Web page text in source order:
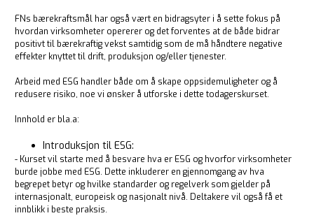
FNs bærekraftsmål har også vært en bidragsyter i å sette fokus på
hvordan virksomheter opererer og det forventes at de både bidrar
positivt til bærekraftig vekst samtidig som de må håndtere negative
effekter knyttet til drift, produksjon og/eller tjenester.
Arbeid med ESG handler både om å skape oppsidemuligheter og å
redusere risiko, noe vi ønsker å utforske i dette todagerskurset.
Innhold er bla.a:
Introduksjon til ESG:
- Kurset vil starte med å besvare hva er ESG og hvorfor virksomheter
burde jobbe med ESG. Dette inkluderer en gjennomgang av hva
begrepet betyr og hvilke standarder og regelverk som gjelder på
internasjonalt, europeisk og nasjonalt nivå. Deltakere vil også få et
innblikk i beste praksis.